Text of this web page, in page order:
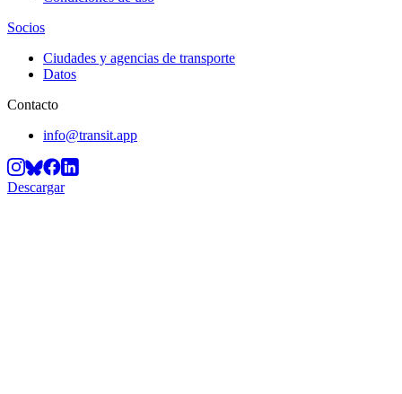
Socios
Ciudades y agencias de transporte
Datos
Contacto
info@transit.app
Descargar